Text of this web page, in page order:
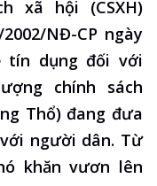
xã hội (CSXH)
NĐ-CP ngày
tín dụng đối với
chính sách
Thổ) đang đưa
người dân. Từ
khăn vươn lên